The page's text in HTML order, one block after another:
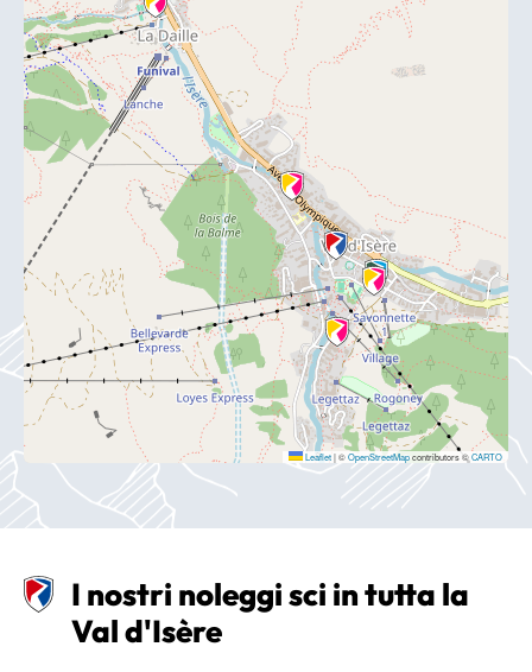
Leaflet|©OpenStreetMapcontributors ©CARTO
I nostri noleggi sci in tutta la
Val d'Isère